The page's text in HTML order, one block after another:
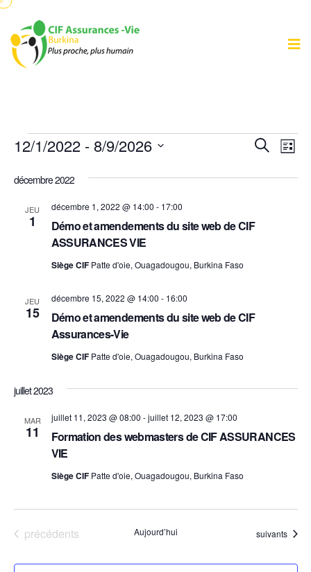
Évènements
vues
Recherche
Liste
12/1/2022 - 8/9/2026
une
date.
décembre 2022
JEU
1
Démo et amendements du site web de CIF
ASSURANCES VIE
décembre 1, 2022 @ 14:00 - 17:00
Siège CIF Patte d'oie, Ouagadougou, Burkina Faso
JEU
15
Démo et amendements du site web de CIF
Assurances-Vie
décembre 15, 2022 @ 14:00 - 16:00
Siège CIF Patte d'oie, Ouagadougou, Burkina Faso
juillet 2023
MAR
11
Formation des webmasters de CIF ASSURANCES
VIE
juillet 11, 2023 @ 08:00 -juillet 12, 2023 @ 17:00
Siège CIF Patte d'oie, Ouagadougou, Burkina Faso
Évènements
précédents Aujourd’hui Évènements
suivants